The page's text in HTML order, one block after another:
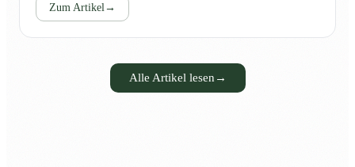
Zum Artikel →
Alle Artikel lesen →